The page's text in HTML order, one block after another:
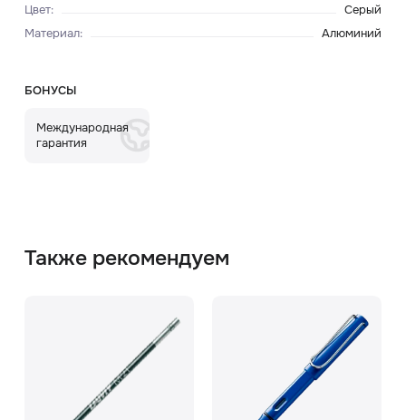
Цвет:
Серый
Материал: Алюминий
БОНУСЫ
Международная
гарантия
Также рекомендуем